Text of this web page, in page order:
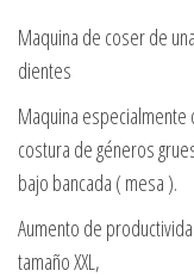
Maquina de coser de
dientes
Maquina
costura de géneros
bajo bancada ( mesa ).
Aumento de
tamaño XXL,